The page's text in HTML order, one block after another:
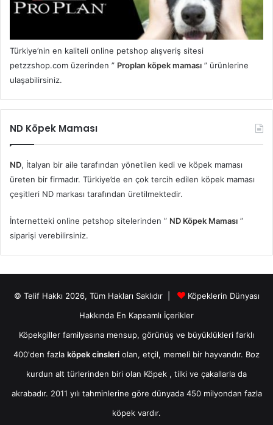
Türkiye’nin en kaliteli online petshop alışveriş sitesi
petzzshop.com üzerinden ” Proplan köpek maması ” ürünlerine
ulaşabilirsiniz.
ND Köpek Maması
ND, İtalyan bir aile tarafından yönetilen kedi ve köpek maması
üreten bir firmadır. Türkiye’de en çok tercih edilen köpek maması
çeşitleri ND markası tarafından üretilmektedir.
İnternetteki online petshop sitelerinden ” ND Köpek Maması ”
siparişi verebilirsiniz.
© Telif Hakkı 2026, Tüm Hakları Saklıdır |
Köpeklerin Dünyası
Hakkında En Kapsamlı İçerikler
Köpekgiller familyasına mensup, görünüş ve büyüklükleri farklı
400'den fazla köpek cinsleri olan, etçil, memeli bir hayvandır. Boz
kurdun alt türlerinden biri olan Köpek , tilki ve çakallarla da
akrabadır. 2011 yılı tahminlerine göre dünyada 450 milyondan fazla
köpek vardır.